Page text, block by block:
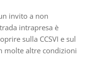
invito a non
intrapresa è
sulla CCSVI e sul
molte altre condizioni